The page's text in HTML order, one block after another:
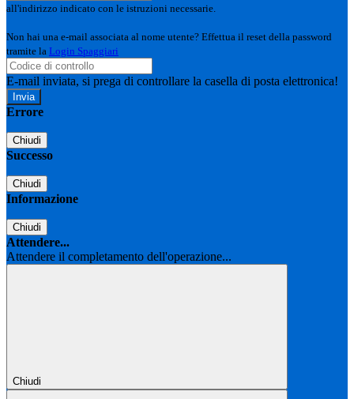
all'indirizzo indicato con le istruzioni necessarie.
Non hai una e-mail associata al nome utente? Effettua il reset della password
tramite la Login Spaggiari
E-mail inviata, si prega di controllare la casella di posta elettronica!
Errore
Chiudi
Successo
Chiudi
Informazione
Chiudi
Attendere...
Attendere il completamento dell'operazione...
Chiudi